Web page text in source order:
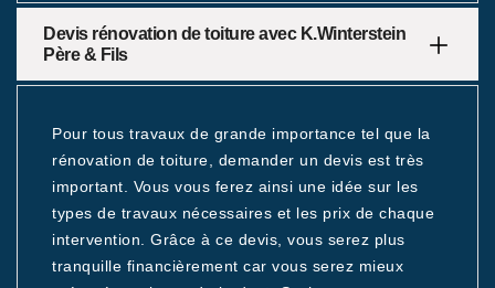
Devis rénovation de toiture avec K.Winterstein
Père & Fils
Pour tous travaux de grande importance tel que la
rénovation de toiture, demander un devis est très
important. Vous vous ferez ainsi une idée sur les
types de travaux nécessaires et les prix de chaque
intervention. Grâce à ce devis, vous serez plus
tranquille financièrement car vous serez mieux